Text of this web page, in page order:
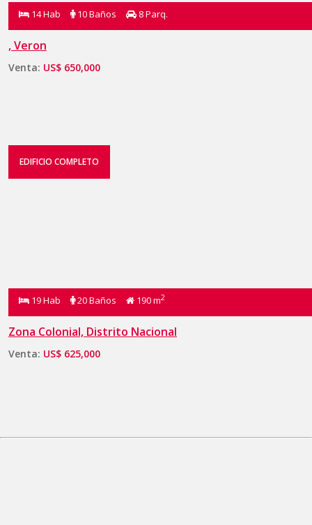
14 Hab 10 Baños 8 Parq.
, Veron
Venta: US$ 650,000
EDIFICIO COMPLETO
19 Hab 20 Baños 190 m2
Zona Colonial, Distrito Nacional
Venta: US$ 625,000